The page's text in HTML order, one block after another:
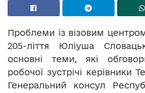
Проблеми із візовим
205-ліття Юліуша
основні теми, які
робочої зустрічі керівники
Генеральний консул